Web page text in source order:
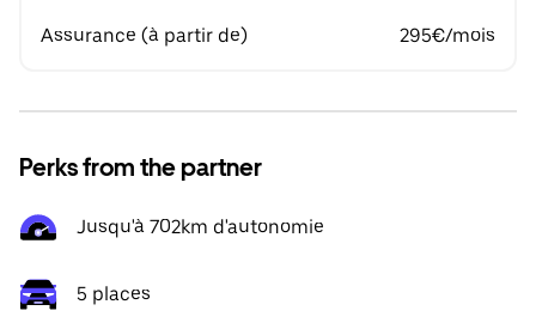
Assurance (à partir de) 295€/mois
Perks from the partner
Jusqu'à 702km d'autonomie
5 places